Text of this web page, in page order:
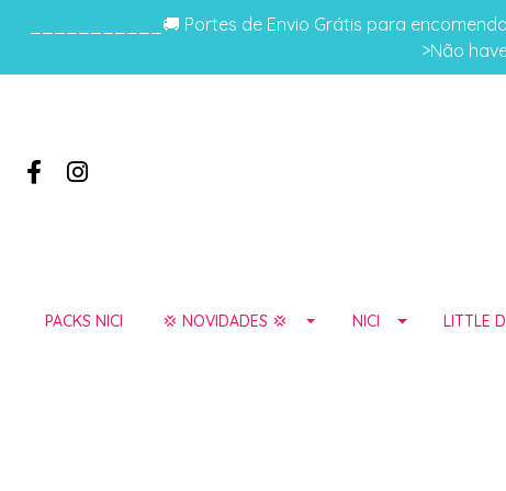
___________🚚 Portes de Envio Grátis para
>Não
PACKS NICI 💢 NOVIDADES 💢 NICI LITTLE